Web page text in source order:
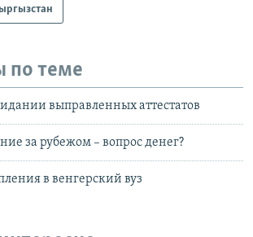
по теме
выправленных аттестатов
за рубежом – вопрос денег?
в венгерский вуз